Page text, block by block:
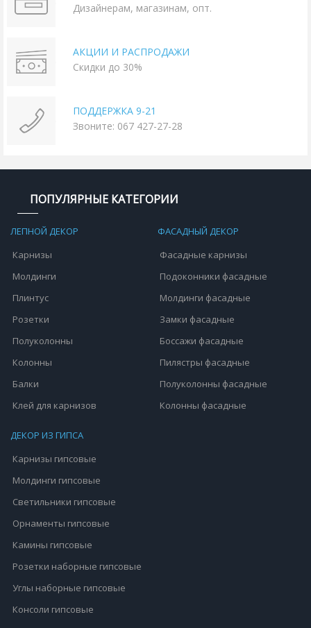
Дизайнерам, магазинам, опт.
АКЦИИ И РАСПРОДАЖИ
Скидки до 30%
ПОДДЕРЖКА 9-21
Звоните: 067 427-27-28
ПОПУЛЯРНЫЕ КАТЕГОРИИ
ЛЕПНОЙ ДЕКОР
Карнизы
Молдинги
Плинтус
Розетки
Полуколонны
Колонны
Балки
Клей для карнизов
ФАСАДНЫЙ ДЕКОР
Фасадные карнизы
Подоконники фасадные
Молдинги фасадные
Замки фасадные
Боссажи фасадные
Пилястры фасадные
Полуколонны фасадные
Колонны фасадные
ДЕКОР ИЗ ГИПСА
Карнизы гипсовые
Молдинги гипсовые
Светильники гипсовые
Орнаменты гипсовые
Камины гипсовые
Розетки наборные гипсовые
Углы наборные гипсовые
Консоли гипсовые